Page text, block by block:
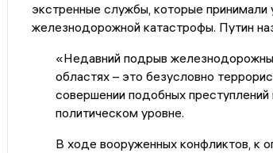
экстренные службы, которые принимали
железнодорожной катастрофы. Путин
«Недавний подрыв
областях – это безусловно
совершении подобных преступлений
политическом уровне.
В ходе вооруженных конфликтов, к